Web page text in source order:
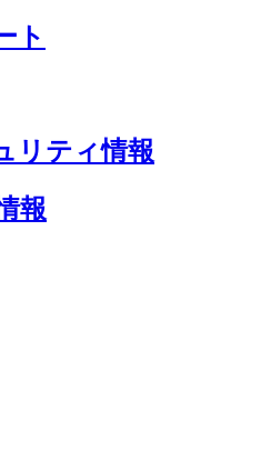
ト
リティ情報
報